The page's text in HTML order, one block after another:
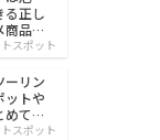
る正し
商品を
スポット
ーリン
ットや
めて紹
スポット